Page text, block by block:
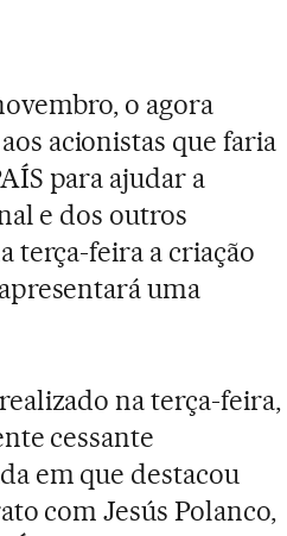
o agora
acionistas que faria
para ajudar a
e dos outros
terça-feira a criação
uma
na terça-feira,
cessante
em que destacou
com Jesús Polanco,